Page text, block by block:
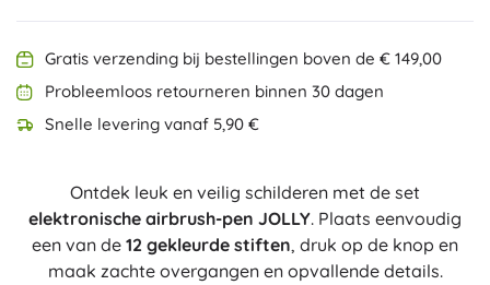
Gratis verzending bij bestellingen boven de € 149,00
Probleemloos retourneren binnen 30 dagen
Snelle levering vanaf 5,90 €
Ontdek leuk en veilig schilderen met de set
elektronische airbrush-pen JOLLY. Plaats eenvoudig
een van de 12 gekleurde stiften, druk op de knop en
maak zachte overgangen en opvallende details.